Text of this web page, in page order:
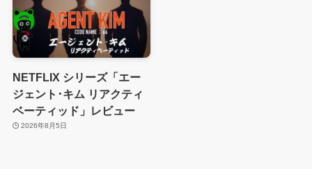
NETFLIX シリーズ「エー
ジェント･キム リアクティ
ベーティッド」レビュー
2026年8月5日